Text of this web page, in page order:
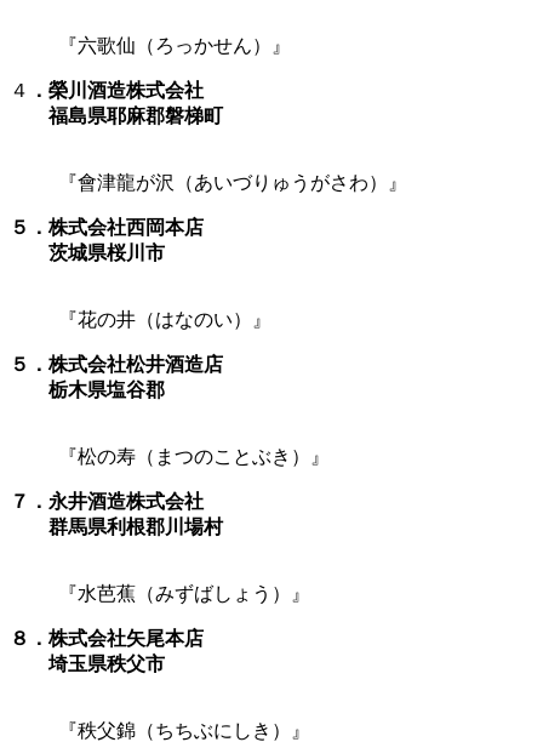
『六歌仙（ろっかせん）』
４ ．榮川酒造株式会社
福島県耶麻郡磐梯町
『會津龍が沢（あいづりゅうがさわ）』
５．株式会社西岡本店
茨城県桜川市
『花の井（はなのい）』
５．株式会社松井酒造店
栃木県塩谷郡
『松の寿（まつのことぶき）』
７．永井酒造株式会社
群馬県利根郡川場村
『水芭蕉（みずばしょう）』
８．株式会社矢尾本店
埼玉県秩父市
『秩父錦（ちちぶにしき）』